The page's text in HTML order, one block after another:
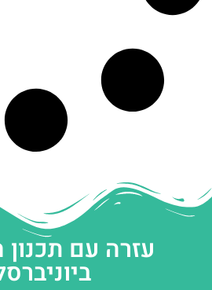
עזרה עם